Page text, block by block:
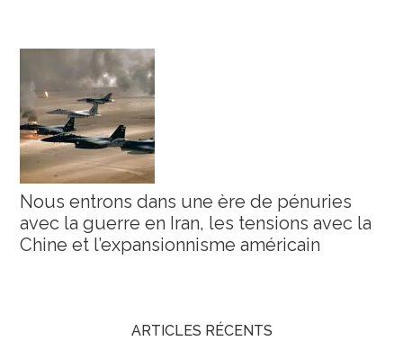
Nous entrons dans une ère de pénuries
avec la guerre en Iran, les tensions avec la
Chine et l’expansionnisme américain
ARTICLES RÉCENTS